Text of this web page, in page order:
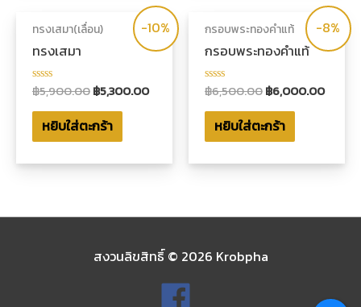
-10%
ทรงเสมา(เลื่อน)
ทรงเสมา
ให้
คะแนน
0
ตั้งแต่
5
฿5,900.00฿5,300.00
หยิบใส่ตะกร้า
-8%
กรอบพระทองคำแท้
กรอบพระทองคำแท้
ให้
คะแนน
0
ตั้งแต่
5
฿6,500.00฿6,000.00
หยิบใส่ตะกร้า
สงวนลิขสิทธิ์ © 2026 Krobpha